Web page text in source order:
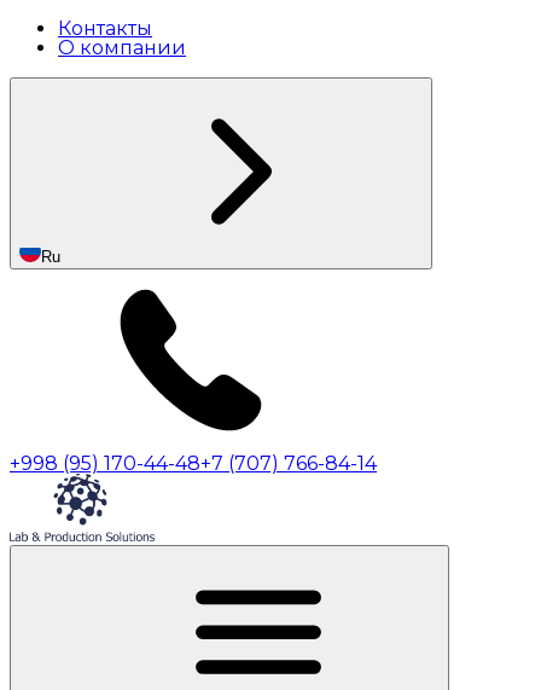
Контакты
О компании
Ru
+998 (95) 170-44-48+7 (707) 766-84-14